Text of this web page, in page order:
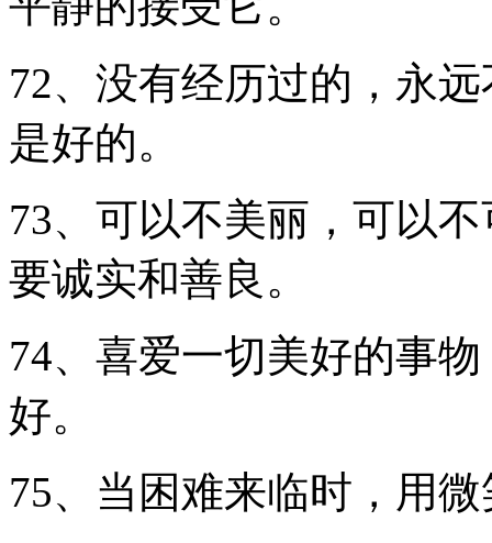
72、没有经历过的，永
是好的。
73、可以不美丽，可以
要诚实和善良。
74、喜爱一切美好的事
好。
75、当困难来临时，用